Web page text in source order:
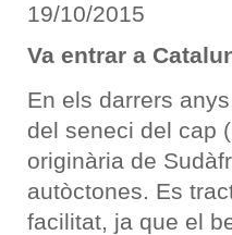
19/10/2015
Va entrar a
En els darrers
del seneci del cap (
originària de
autòctones. Es
facilitat, ja que el